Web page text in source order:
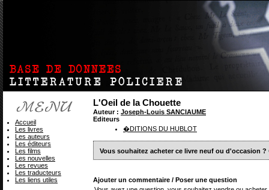
L'Oeil de la Chouette
Auteur : Joseph-Louis SANCIAUME
Editeurs
�DITIONS DU HUBLOT
Vous souhaitez acheter ce livre neuf ou d'occasion ?
Ajouter un commentaire / Poser une question
Accueil
Les livres
Les auteurs
Les éditeurs
Les films
Les nouvelles
Les revues
Les traducteurs
Les liens utiles